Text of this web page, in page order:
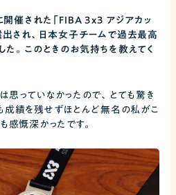
催された「FIBA 3x3 アジアカッ
され、日本女子チームで過去最高
。このときのお気持ちを教えてく
思っていなかったので、とても驚き
成績を残せずほとんど無名の私がこ
感慨深かったです。